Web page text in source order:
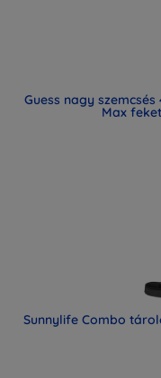
Guess nagy szemcsés
Max
Sunnylife Combo